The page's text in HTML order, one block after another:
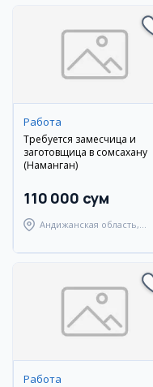
Работа
Требуется замесчица и
заготовщица в сомсахану
(Наманган)
110 000 сум
Андижанская область,
Работа